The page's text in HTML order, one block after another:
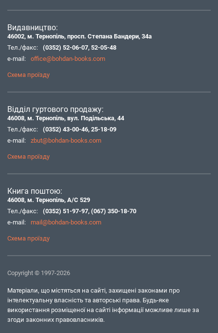
Видавництво:
46002, м. Тернопіль, просп. Степана Бандери, 34а
Тел./факс:
(0352) 52-06-07, 52-05-48
e-mail:
office@bohdan-books.com
Схема проїзду
Відділ гуртового продажу:
46008, м. Тернопіль, вул. Подільська, 44
Тел./факс:
(0352) 43-00-46, 25-18-09
e-mail:
zbut@bohdan-books.com
Схема проїзду
Книга поштою:
46008, м. Тернопіль, А/С 529
Тел./факс:
(0352) 51-97-97, (067) 350-18-70
e-mail:
mail@bohdan-books.com
Схема проїзду
Copyright © 1997-2026
Матеріали, що містяться на сайті, захищені законами про
інтелектуальну власність та авторські права. Будь-яке
використання розміщеної на сайті інформації можливе лише за
згоди законних правовласників.